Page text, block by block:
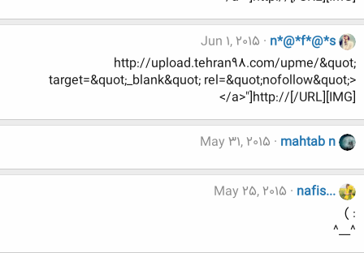
n*@*f*@*s
Jun 1, 2015
http://upload.tehran98.com/upme/&quot;
target=&quot;_blank&quot; rel=&quot;nofollow&quot;>
</a>"]http://[/URL][IMG]
mahtab n
May 31, 2015
nafis...
May 25, 2015
: )
^__^